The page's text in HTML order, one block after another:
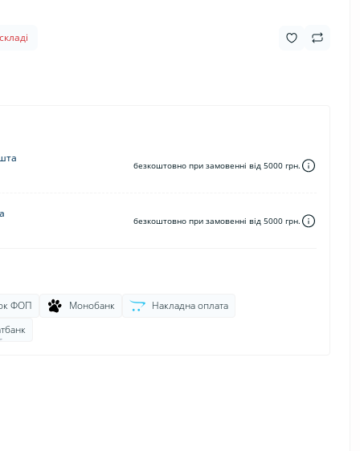
безкоштовно при замовенні від 5000 грн.
безкоштовно при замовенні від 5000 грн.
ФОП Монобанк
Накладна оплата